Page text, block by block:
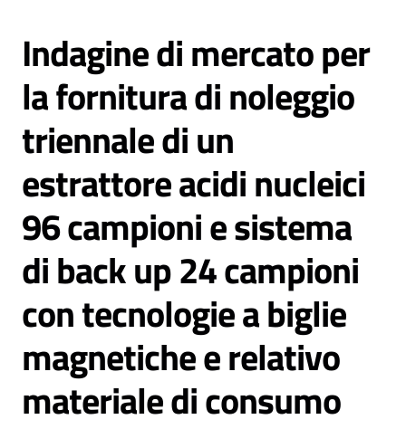
Servizi
Reparti
Novità
C
r
a
Salta al contenuto
Indagine di mercato per
la fornitura di noleggio
triennale di un
estrattore acidi nucleici
96 campioni e sistema
di back up 24 campioni
con tecnologie a biglie
magnetiche e relativo
materiale di consumo